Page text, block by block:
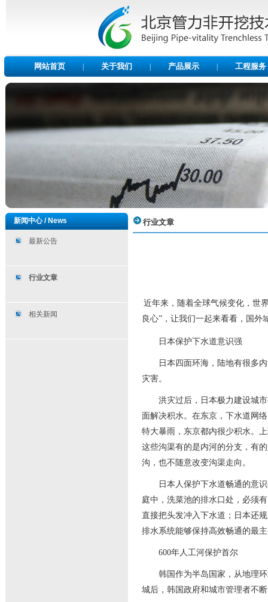
网站首页 关于我们 产品展示 工程服务
新闻中心 / News
最新公告
行业文章
相关新闻
行业文章
近年来，随着全球气候变化，世
良心”，让我们一起来看看，国
日本保护下水道意识强
日本四面环海，陆地有很多内
灾害。
洪灾过后，日本极力建设城市
面解决积水。在东京，下水道网
特大暴雨，东京都内很少积水。
这些沟渠有的是内河的分支，有
沟，也不随意改变沟渠走向。
日本人保护下水道畅通的意识
庭中，洗菜池的排水口处，必须
直接把头发冲入下水道；日本还
排水系统能够保持高效畅通的最
600年人工河保护首尔
韩国作为半岛国家，从地理环
城后，韩国政府和城市管理者不